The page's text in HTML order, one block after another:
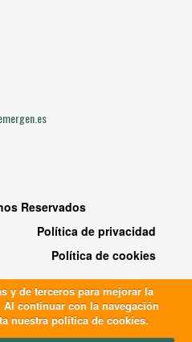
Reservados
Política de privacidad
Política de cookies
y de terceros para mejorar la
continuar con la navegación
nuestra política de cookies.